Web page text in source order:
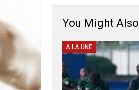
You Might
A LA UNE